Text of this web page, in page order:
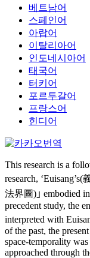
베트남어
스페인어
아랍어
이탈리아어
인도네시아어
태국어
터키어
포르투갈어
프랑스어
힌디어
This research is a
research,
法界圖)｣ embodied in
precedent study, the
interpreted with
of the past, the
space-temporality
approached through